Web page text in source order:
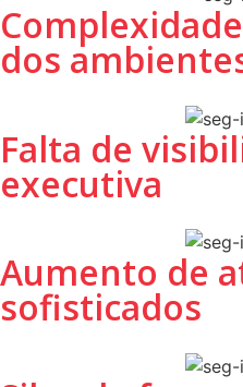
dos
Falta de
executiva
Aumento de
sofisticados